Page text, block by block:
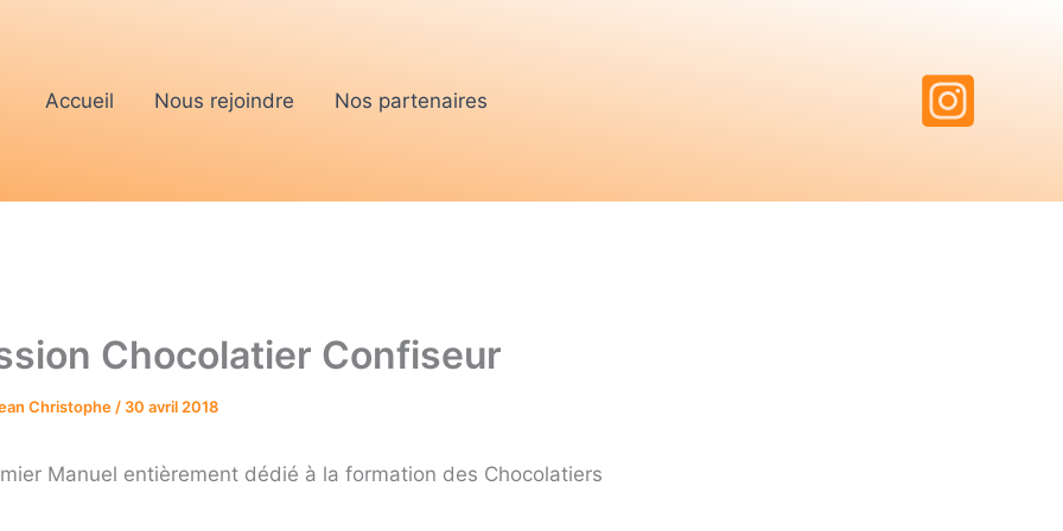
Accueil
Nous rejoindre Nos partenaires
Chocolatier Confiseur
Christophe / 30 avril 2018
Manuel entièrement dédié à la formation des Chocolatiers